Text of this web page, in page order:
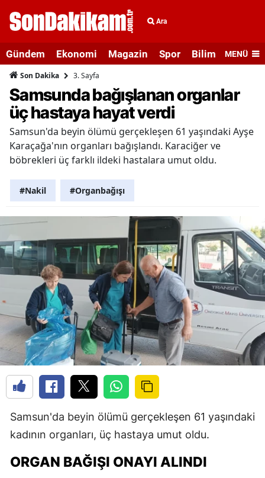
Ara
Gündem Ekonomi Magazin Spor Bilim veMENÜ
Son Dakika 3. Sayfa
Samsunda bağışlanan organlar
üç hastaya hayat verdi
Samsun'da beyin ölümü gerçekleşen 61 yaşındaki Ayşe
Karaçağa'nın organları bağışlandı. Karaciğer ve
böbrekleri üç farklı ildeki hastalara umut oldu.
#Nakil #Organbağışı
Samsun'da beyin ölümü gerçekleşen 61 yaşındaki
kadının organları, üç hastaya umut oldu.
ORGAN BAĞIŞI ONAYI ALINDI